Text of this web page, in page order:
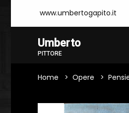
www.umbertogapito.it
Umberto
PITTORE
Home Opere